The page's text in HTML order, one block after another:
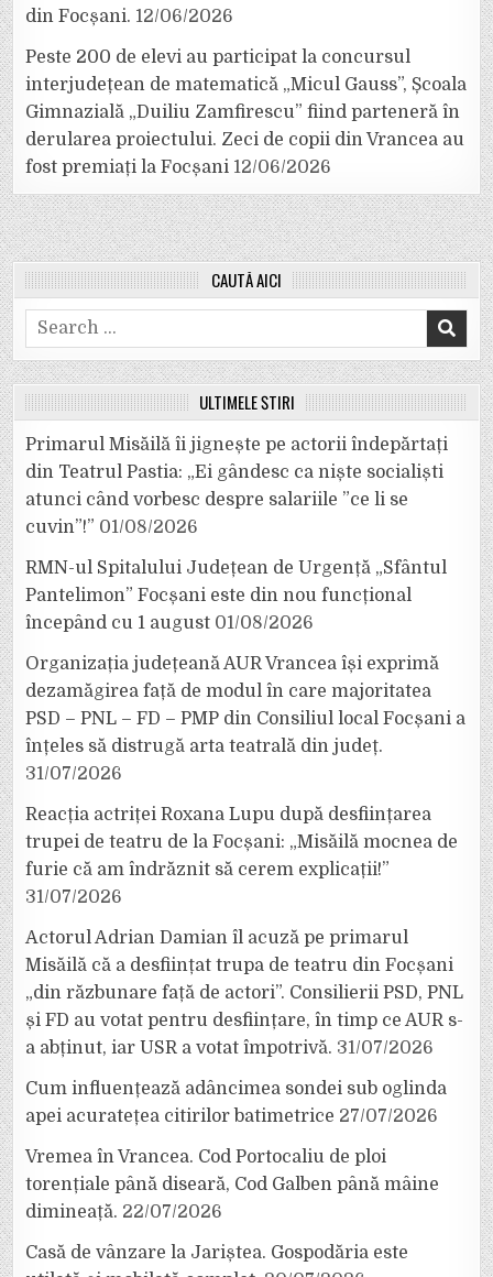
din Focșani. 12/06/2026
Peste 200 de elevi au participat la concursul
interjudețean de matematică „Micul Gauss”, Școala
Gimnazială „Duiliu Zamfirescu” fiind parteneră în
derularea proiectului. Zeci de copii din Vrancea au
fost premiați la Focșani 12/06/2026
CAUTĂ AICI
Search
for:
ULTIMELE ȘTIRI
Primarul Misăilă îi jignește pe actorii îndepărtați
din Teatrul Pastia: „Ei gândesc ca niște socialiști
atunci când vorbesc despre salariile ”ce li se
cuvin”!” 01/08/2026
RMN-ul Spitalului Județean de Urgență „Sfântul
Pantelimon” Focșani este din nou funcțional
începând cu 1 august 01/08/2026
Organizația județeană AUR Vrancea își exprimă
dezamăgirea față de modul în care majoritatea
PSD – PNL – FD – PMP din Consiliul local Focșani a
înțeles să distrugă arta teatrală din județ.
31/07/2026
Reacția actriței Roxana Lupu după desființarea
trupei de teatru de la Focșani: „Misăilă mocnea de
furie că am îndrăznit să cerem explicații!”
31/07/2026
Actorul Adrian Damian îl acuză pe primarul
Misăilă că a desființat trupa de teatru din Focșani
„din răzbunare față de actori”. Consilierii PSD, PNL
și FD au votat pentru desființare, în timp ce AUR s-
a abținut, iar USR a votat împotrivă. 31/07/2026
Cum influențează adâncimea sondei sub oglinda
apei acuratețea citirilor batimetrice 27/07/2026
Vremea în Vrancea. Cod Portocaliu de ploi
torențiale până diseară, Cod Galben până mâine
dimineață. 22/07/2026
Casă de vânzare la Jariștea. Gospodăria este